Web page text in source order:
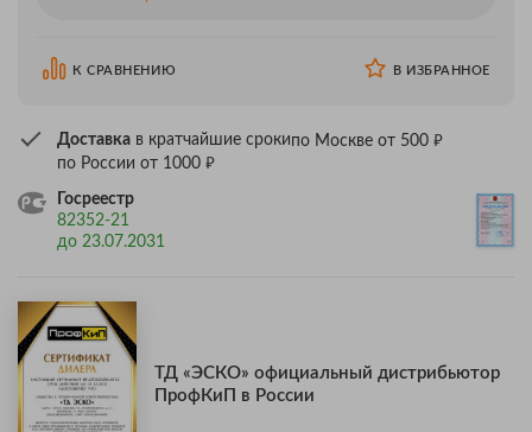
К СРАВНЕНИЮ В ИЗБРАННОЕ
Доставка в кратчайшие срокипо Москве от 500 ₽
по России от 1000 ₽
Госреестр
82352-21
до 23.07.2031
ТД «ЭСКО» официальный дистрибьютор
ПрофКиП в России